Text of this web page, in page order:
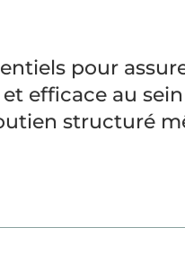
pour
efficace au
structuré